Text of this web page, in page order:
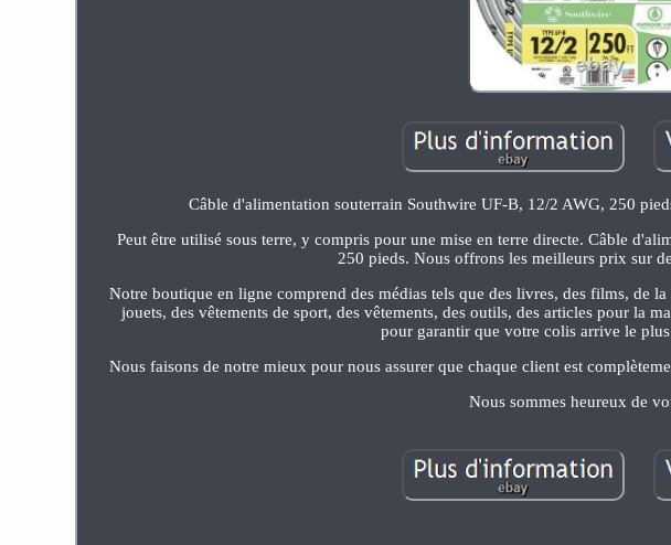
Câble d'alimentation souterrain Southwire UF-B, 12/2 AWG, 250
Peut être utilisé sous terre, y compris pour une mise en terre directe. Câble
250 pieds. Nous offrons les meilleurs prix sur
Notre boutique en ligne comprend des médias tels que des livres, des films, de
jouets, des vêtements de sport, des vêtements, des outils, des articles pour la
pour garantir que votre colis arrive le
Nous faisons de notre mieux pour nous assurer que chaque client est
Nous sommes heureux de